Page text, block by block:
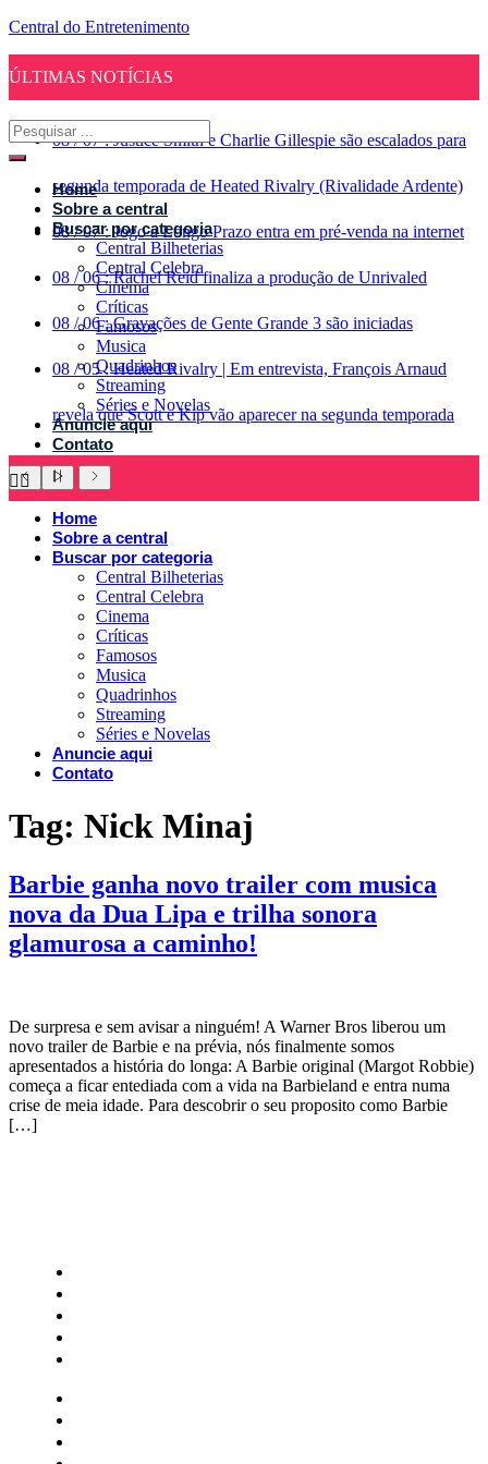
Central do Entretenimento
ÚLTIMAS NOTÍCIAS
08 / 07 : Justice Smith e Charlie Gillespie são escalados para
segunda temporada de Heated Rivalry (Rivalidade Ardente)
08 / 07 : Jogo a Longo Prazo entra em pré-venda na internet
08 / 06 : Rachel Reid finaliza a produção de Unrivaled
08 / 06 : Gravações de Gente Grande 3 são iniciadas
08 / 05 : Heated Rivalry | Em entrevista, François Arnaud
revela que Scott e Kip vão aparecer na segunda temporada
Home
Sobre a central
Buscar por categoria
Central Bilheterias
Central Celebra
Cinema
Críticas
Famosos
Musica
Quadrinhos
Streaming
Séries e Novelas
Anuncie aqui
Contato
Home
Sobre a central
Buscar por categoria
Central Bilheterias
Central Celebra
Cinema
Críticas
Famosos
Musica
Quadrinhos
Streaming
Séries e Novelas
Anuncie aqui
Contato
Tag: Nick Minaj
Barbie ganha novo trailer com musica
nova da Dua Lipa e trilha sonora
glamurosa a caminho!
De surpresa e sem avisar a ninguém! A Warner Bros liberou um
novo trailer de Barbie e na prévia, nós finalmente somos
apresentados a história do longa: A Barbie original (Margot Robbie)
começa a ficar entediada com a vida na Barbieland e entra numa
crise de meia idade. Para descobrir o seu proposito como Barbie
[…]